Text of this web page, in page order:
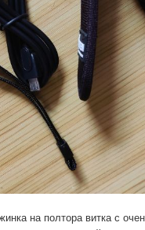
на полтора витка с